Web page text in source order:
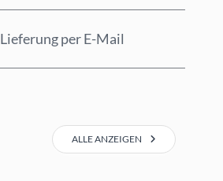
Lieferung per E-Mail
ALLE ANZEIGEN